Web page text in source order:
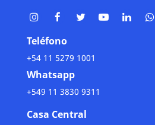
Teléfono
+54 11 5279 1001
Whatsapp
+549 11 3830 9311
Casa Central